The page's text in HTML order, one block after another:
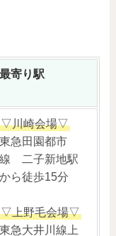
最寄り駅
▽川崎会場▽
東急田園都市
線 二子新地駅
から徒歩15分
▽上野毛会場▽
東急大井川線上